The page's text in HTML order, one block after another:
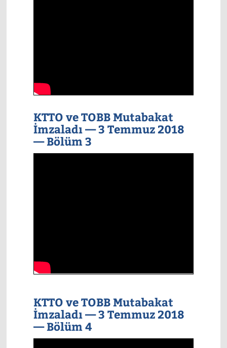
KTTO ve TOBB Mutabakat
İmzaladı — 3 Temmuz 2018
— Bölüm 3
KTTO ve TOBB Mutabakat
İmzaladı — 3 Temmuz 2018
— Bölüm 4